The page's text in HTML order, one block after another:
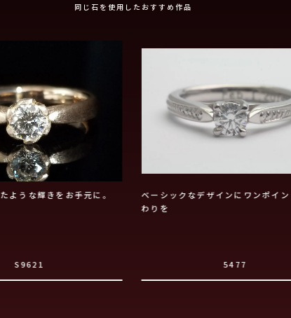
同じ石を使用したおすすめ作品
ような輝きをお手元に。
S9621
ベーシックなデザインにワンポイ
わりを
5477